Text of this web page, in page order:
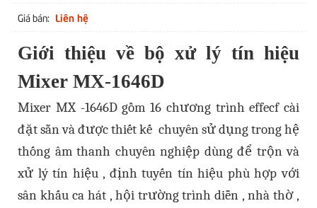
Giá bán: Liên hệ
Giới thiệu về bộ xử lý tín hiệu
Mixer MX-1646D
Mixer MX -1646D gồm 16 chương trình effecf cài
đặt sẵn và được thiết kế chuyên sử dụng trong hệ
thống âm thanh chuyên nghiệp dùng để trộn và
xử lý tín hiệu , định tuyến tín hiệu phù hợp với
sân khấu ca hát , hội trường trình diễn , nhà thờ ,